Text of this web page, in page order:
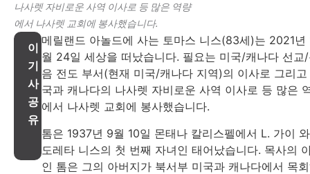
나사렛 자비로운 사역 이사로 등 많은 역량
에서 나사렛 교회에 봉사했습니다.
이
기
사
공
유
메릴랜드 아놀드에 사는 토마스 니스(83세)는 2021년
월 24일 세상을 떠났습니다. 필요는 미국/캐나다 선교
음 전도 부서(현재 미국/캐나다 지역)의 이사로 그리고
국과 캐나다의 나사렛 자비로운 사역 이사로 등 많은
에서 나사렛 교회에 봉사했습니다.
톰은 1937년 9월 10일 몬태나 칼리스펠에서 L. 가이 와
도레타 니스의 첫 번째 자녀인 태어났습니다. 목사의
인 톰은 그의 아버지가 북서부 미국과 캐나다에서 목